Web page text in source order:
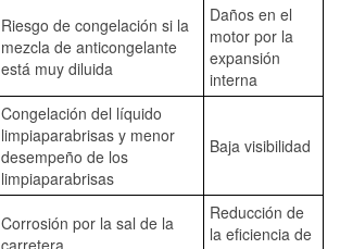
Riesgo de congelación si la
mezcla de anticongelante
está muy diluida
Daños en el
motor por la
expansión
interna
Congelación del líquido
limpiaparabrisas y menor
desempeño de los
limpiaparabrisas
Baja visibilidad
Corrosión por la sal de la
Reducción de
la eficiencia de